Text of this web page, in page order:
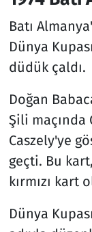
Batı
Dünya
düdük çaldı.
Doğan
Şili maçında
Caszely'ye
geçti. Bu
kırmızı kart
Dünya